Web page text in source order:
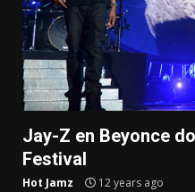
Jay-Z en Beyonce
Festival
Hot Jamz 12 years ago